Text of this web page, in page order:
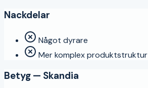
Nackdelar
Något dyrare
Mer komplex produktstruktur
Betyg — Skandia